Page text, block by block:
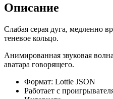
Описание
Слабая серая дуга, медленно
теневое кольцо.
Анимированная звуковая
аватара говорящего.
Формат: Lottie JSON
Работает с